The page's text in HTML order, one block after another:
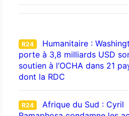
R24
Humanitaire :
porte à 3,8 milliards USD
soutien à l’OCHA dans 21
dont la RDC
R24
Afrique du Sud : Cyril